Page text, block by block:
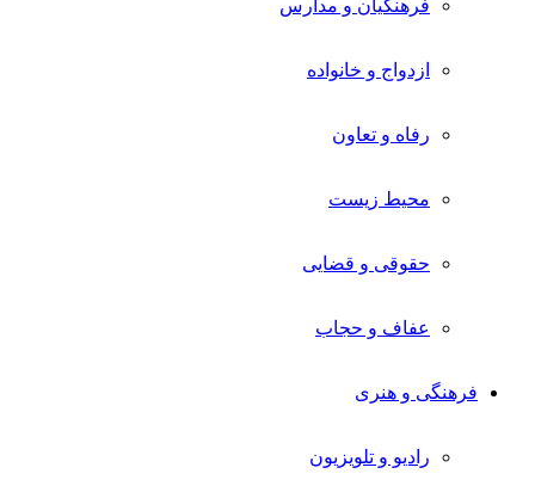
فرهنگیان و مدارس
ازدواج و خانواده
رفاه و تعاون
محیط زیست
حقوقی و قضایی
عفاف و حجاب
فرهنگی و هنری
رادیو و تلویزیون